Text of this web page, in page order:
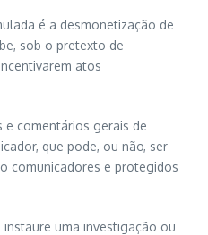
é a desmonetização de
sob o pretexto de
atos
e comentários gerais de
que pode, ou não, ser
comunicadores e protegidos
uma investigação ou